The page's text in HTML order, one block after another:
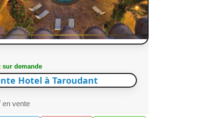
sur demande
Hotel à Taroudant
en vente